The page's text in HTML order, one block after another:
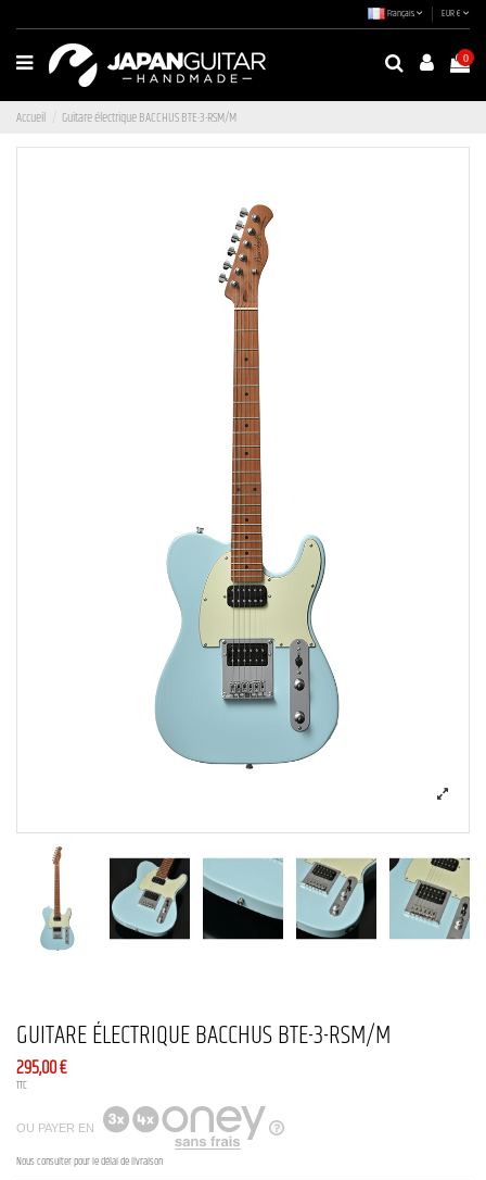
Français EUR €
0
Accueil Guitare électrique BACCHUS BTE-3-RSM/M
GUITARE ÉLECTRIQUE BACCHUS BTE-3-RSM/M
295,00 €
TTC
OU PAYER EN
Nous consulter pour le délai de livraison